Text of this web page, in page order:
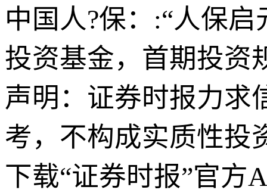
中国人?保：:“人保
投资基金，首期投资
声明：证券时报力求
考，不构成实质性投
下载“证券时报”官方